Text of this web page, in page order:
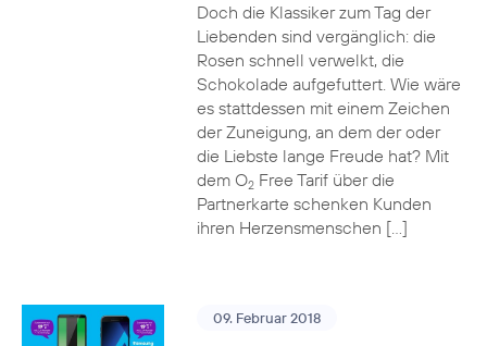
Doch die Klassiker zum Tag der
Liebenden sind vergänglich: die
Rosen schnell verwelkt, die
Schokolade aufgefuttert. Wie wäre
es stattdessen mit einem Zeichen
der Zuneigung, an dem der oder
die Liebste lange Freude hat? Mit
dem O2Free Tarif über die
Partnerkarte schenken Kunden
ihren Herzensmenschen […]
09. Februar 2018